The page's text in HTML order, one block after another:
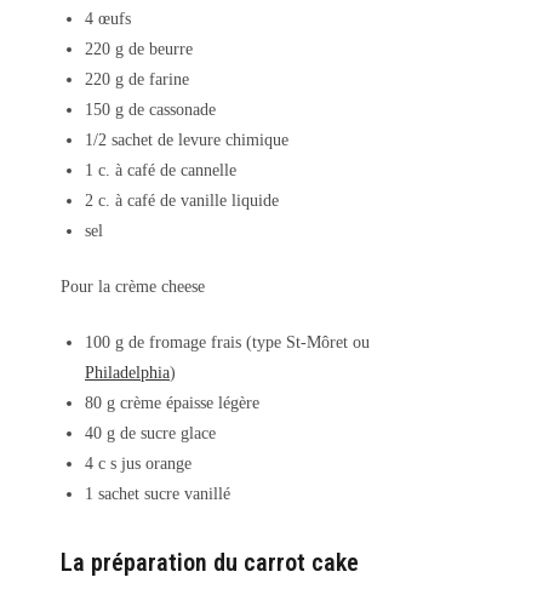
4 œufs
220 g de beurre
220 g de farine
150 g de cassonade
1/2 sachet de levure chimique
1 c. à café de cannelle
2 c. à café de vanille liquide
sel
Pour la crème cheese
100 g de fromage frais (type St-Môret ou
Philadelphia)
80 g crème épaisse légère
40 g de sucre glace
4 c s jus orange
1 sachet sucre vanillé
La préparation du carrot cake